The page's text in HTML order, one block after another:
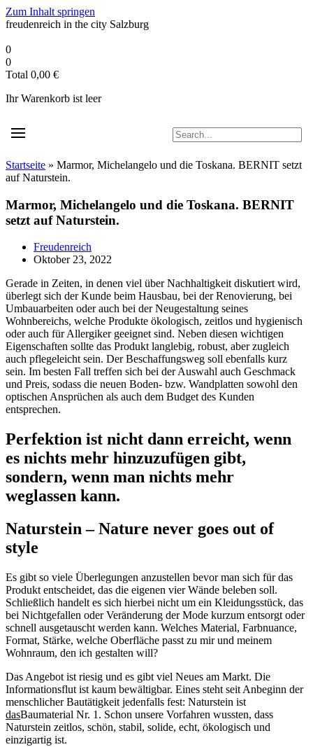
Zum Inhalt springen
freudenreich in the city Salzburg
0
0
Total 0,00 €
Ihr Warenkorb ist leer
Startseite » Marmor, Michelangelo und die Toskana. BERNIT setzt
auf Naturstein.
Marmor, Michelangelo und die Toskana. BERNIT
setzt auf Naturstein.
Freudenreich
Oktober 23, 2022
Gerade in Zeiten, in denen viel über Nachhaltigkeit diskutiert wird,
überlegt sich der Kunde beim Hausbau, bei der Renovierung, bei
Umbauarbeiten oder auch bei der Neugestaltung seines
Wohnbereichs, welche Produkte ökologisch, zeitlos und hygienisch
oder auch für Allergiker geeignet sind. Neben diesen wichtigen
Eigenschaften sollte das Produkt langlebig, robust, aber zugleich
auch pflegeleicht sein. Der Beschaffungsweg soll ebenfalls kurz
sein. Im besten Fall treffen sich bei der Auswahl auch Geschmack
und Preis, sodass die neuen Boden- bzw. Wandplatten sowohl den
optischen Ansprüchen als auch dem Budget des Kunden
entsprechen.
Perfektion ist nicht dann erreicht, wenn
es nichts mehr hinzuzufügen gibt,
sondern, wenn man nichts mehr
weglassen kann.
Naturstein – Nature never goes out of
style
Es gibt so viele Überlegungen anzustellen bevor man sich für das
Produkt entscheidet, das die eigenen vier Wände beleben soll.
Schließlich handelt es sich hierbei nicht um ein Kleidungsstück, das
bei Nichtgefallen oder Veränderung der Mode kurzum entsorgt oder
schnell ausgetauscht werden kann. Welches Material, Farbnuance,
Format, Stärke, welche Oberfläche passt zu mir und meinem
Wohnraum, den ich gestalten will?
Das Angebot ist riesig und es gibt viel Neues am Markt. Die
Informationsflut ist kaum bewältigbar. Eines steht seit Anbeginn der
menschlicher Bautätigkeit jedenfalls fest: Naturstein ist
dasBaumaterial Nr. 1. Schon unsere Vorfahren wussten, dass
Naturstein zeitlos, schön, stabil, solide, echt, ökologisch und
einzigartig ist.